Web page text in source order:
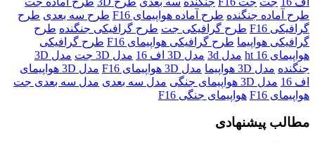
طرح آماده جنگنده طرح آماده هواپیمای F16 طرح سه بعدی طرح
گرافیکی F16
طرح گرافیکی جت طرح گرافیکی جنگنده طرح
گرافیکی هواپیما طرح گرافیکی هواپیمای F16
طرح گرافیکی
هواپیمای ht 16
مدل 3d مدل 3D اف 16 مدل 3D جت
مدل 3D
جنگنده مدل 3D هواپیما مدل 3D هواپیمای F16
مدل 3D هواپیمای
اف 16
مدل 3D هواپیمای جنگی مدل سه بعدی مدل سه بعدی جت
هواپیمای F16
هواپیمای جنگی F16
مطالب پیشنهادی